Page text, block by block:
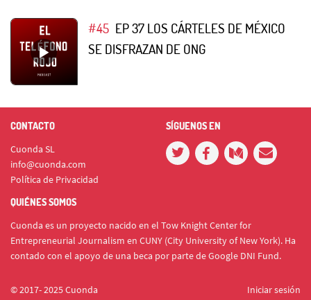
#45 EP 37 LOS CÁRTELES DE MÉXICO
SE DISFRAZAN DE ONG
CONTACTO
Cuonda SL
info@cuonda.com
Política de Privacidad
SÍGUENOS EN
QUIÉNES SOMOS
Cuonda es un proyecto nacido en el Tow Knight Center for
Entrepreneurial Journalism en CUNY (City University of New York). Ha
contado con el apoyo de una beca por parte de Google DNI Fund.
© 2017- 2025 Cuonda Iniciar sesión